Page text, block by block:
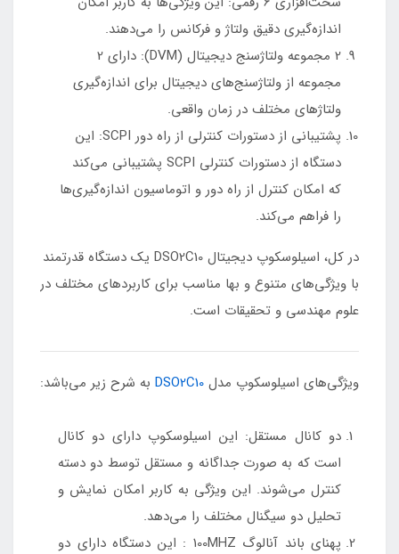
اندازه‌گیری دقیق ولتاژ و فرکانس را می‌دهند.
2 مجموعه ولتاژ‌سنج دیجیتال (DVM): دارای 2
مجموعه از ولتاژ‌سنج‌های دیجیتال برای اندازه‌گیری
ولتاژ‌های مختلف در زمان واقعی.
پشتیبانی از دستورات کنترلی از راه دور SCPI: این
دستگاه از دستورات کنترلی SCPI پشتیبانی می‌کند
که امکان کنترل از راه دور و اتوماسیون اندازه‌گیری‌ها
را فراهم می‌کند.
در کل، اسیلوسکوپ دیجیتال DSO2C10 یک دستگاه قدرتمند
با ویژگی‌های متنوع و بها مناسب برای کاربردهای مختلف در
علوم مهندسی و تحقیقات است.
ویژگی‌های اسیلوسکوپ مدل DSO2C10 به شرح زیر می‌باشد:
دو کانال مستقل: این اسیلوسکوپ دارای دو کانال
است که به صورت جداگانه و مستقل توسط دو دسته
کنترل می‌شوند. این ویژگی به کاربر امکان نمایش و
تحلیل دو سیگنال مختلف را می‌دهد.
پهنای باند آنالوگ 100MHZ : این دستگاه دارای دو